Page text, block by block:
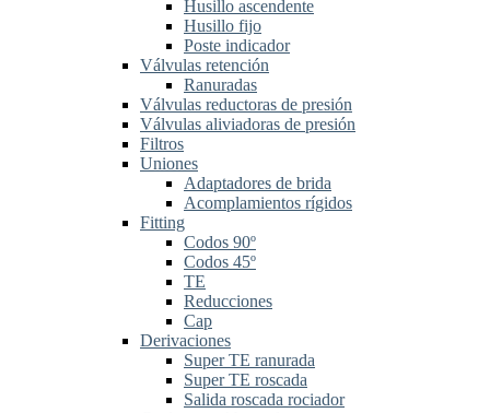
Husillo ascendente
Husillo fijo
Poste indicador
Válvulas retención
Ranuradas
Válvulas reductoras de presión
Válvulas aliviadoras de presión
Filtros
Uniones
Adaptadores de brida
Acomplamientos rígidos
Fitting
Codos 90º
Codos 45º
TE
Reducciones
Cap
Derivaciones
Super TE ranurada
Super TE roscada
Salida roscada rociador